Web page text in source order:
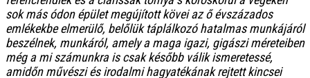
sok más ódon épület megújított kövei az ő évszázados
emlékekbe elmerülő, belőlük táplálkozó hatalmas munkájáról
beszélnek, munkáról, amely a maga igazi, gigászi méreteiben
még a mi számunkra is csak később válik ismeretessé,
amidőn művészi és irodalmi hagyatékának rejtett kincsei